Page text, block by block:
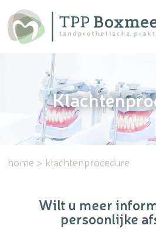
home klachtenprocedure
Wilt u meer
persoonlijke